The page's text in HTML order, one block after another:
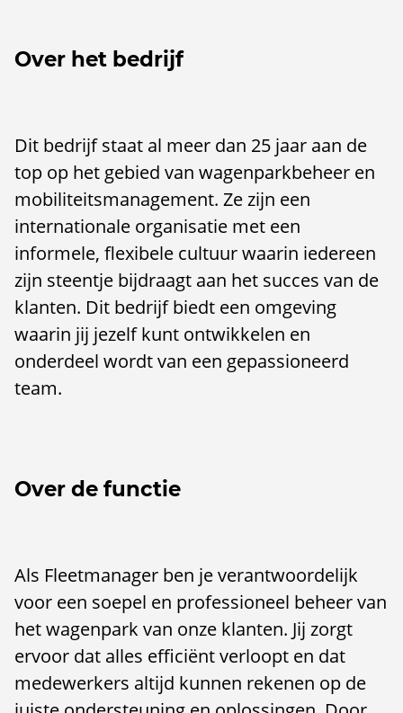
Over het bedrijf
Dit bedrijf staat al meer dan 25 jaar aan de
top op het gebied van wagenparkbeheer en
mobiliteitsmanagement. Ze zijn een
internationale organisatie met een
informele, flexibele cultuur waarin iedereen
zijn steentje bijdraagt aan het succes van de
klanten. Dit bedrijf biedt een omgeving
waarin jij jezelf kunt ontwikkelen en
onderdeel wordt van een gepassioneerd
team.
Over de functie
Als Fleetmanager ben je verantwoordelijk
voor een soepel en professioneel beheer van
het wagenpark van onze klanten. Jij zorgt
ervoor dat alles efficiënt verloopt en dat
medewerkers altijd kunnen rekenen op de